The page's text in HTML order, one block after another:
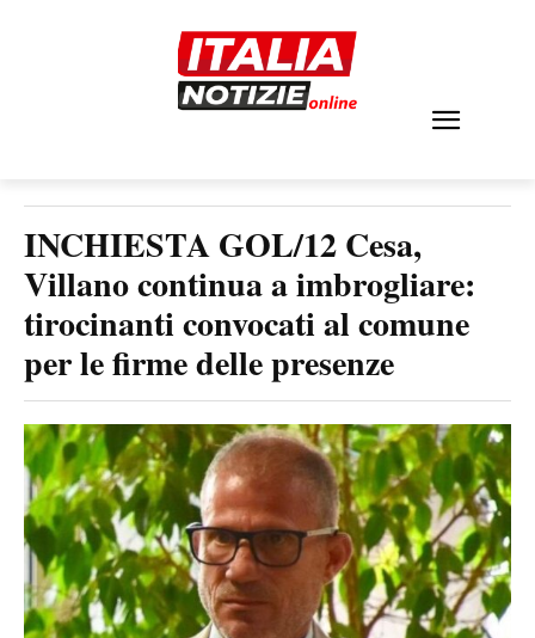
INCHIESTA GOL/12 Cesa,
Villano continua a imbrogliare:
tirocinanti convocati al comune
per le firme delle presenze